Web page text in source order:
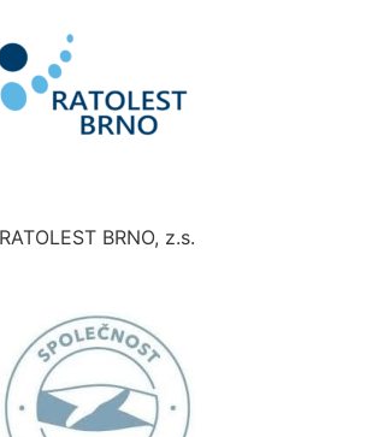
RATOLEST BRNO, z.s.